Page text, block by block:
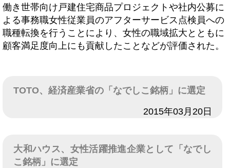
働き世帯向け戸建住宅商品プロジェクトや社内公募に
よる事務職女性従業員のアフターサービス点検員への
職種転換を行うことにより、女性の職域拡大とともに
顧客満足度向上にも貢献したことなどが評価された。
TOTO、経済産業省の「なでしこ銘柄」に選定
2015年03月20日
大和ハウス、女性活躍推進企業として「なでし
こ銘柄」に選定